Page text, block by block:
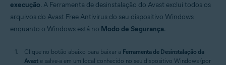
execução. A Ferramenta de desinstalação do Avast exclui todos os
arquivos do Avast Free Antivirus do seu dispositivo Windows
enquanto o Windows está no Modo de Segurança.
Clique no botão abaixo para baixar a Ferramenta de Desinstalação da
Avast e salve-a em um local conhecido no seu dispositivo Windows (por